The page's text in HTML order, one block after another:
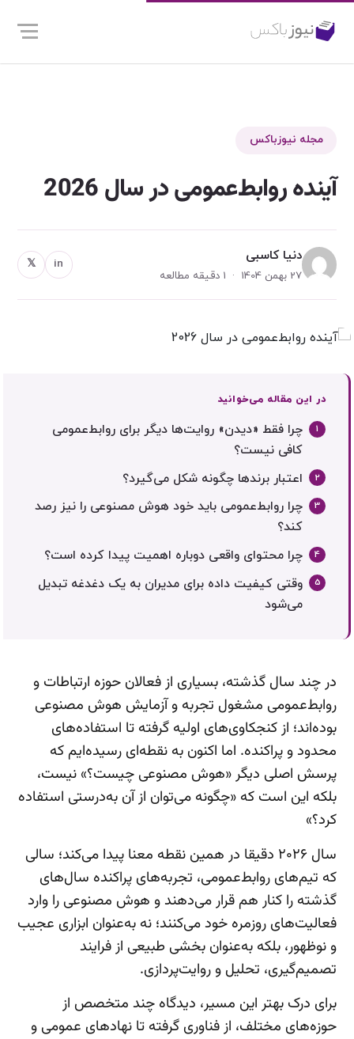
مجله نیوزباکس
آینده روابط‌عمومی در سال 2026
دنیا کاسبی
27 بهمن 1404 · 1 دقیقه مطالعه
in
𝕏
در این مقاله می‌خوانید
چرا فقط «دیدن» روایت‌ها دیگر برای روابط‌عمومی
کافی نیست؟
اعتبار برندها چگونه شکل می‌گیرد؟
چرا روابط‌عمومی باید خود هوش مصنوعی را نیز رصد
کند؟
چرا محتوای واقعی دوباره اهمیت پیدا کرده است؟
وقتی کیفیت داده برای مدیران به یک دغدغه تبدیل
می‌شود
در چند سال گذشته، بسیاری از فعالان حوزه ارتباطات و
روابط‌عمومی مشغول تجربه و آزمایش هوش مصنوعی
بوده‌اند؛ از کنجکاوی‌های اولیه گرفته تا استفاده‌های
محدود و پراکنده. اما اکنون به نقطه‌ای رسیده‌ایم که
پرسش اصلی دیگر «هوش مصنوعی چیست؟» نیست،
بلکه این است که «چگونه می‌توان از آن به‌درستی استفاده
کرد؟»
سال ۲۰۲۶ دقیقا در همین نقطه معنا پیدا می‌کند؛ سالی
که تیم‌های روابط‌عمومی، تجربه‌های پراکنده سال‌های
گذشته را کنار هم قرار می‌دهند و هوش مصنوعی را وارد
فعالیت‌های روزمره خود می‌کنند؛ نه به‌عنوان ابزاری عجیب
و نوظهور، بلکه به‌عنوان بخشی طبیعی از فرایند
تصمیم‌گیری، تحلیل و روایت‌پردازی.
برای درک بهتر این مسیر، دیدگاه چند متخصص از
حوزه‌های مختلف، از فناوری گرفته تا نهادهای عمومی و